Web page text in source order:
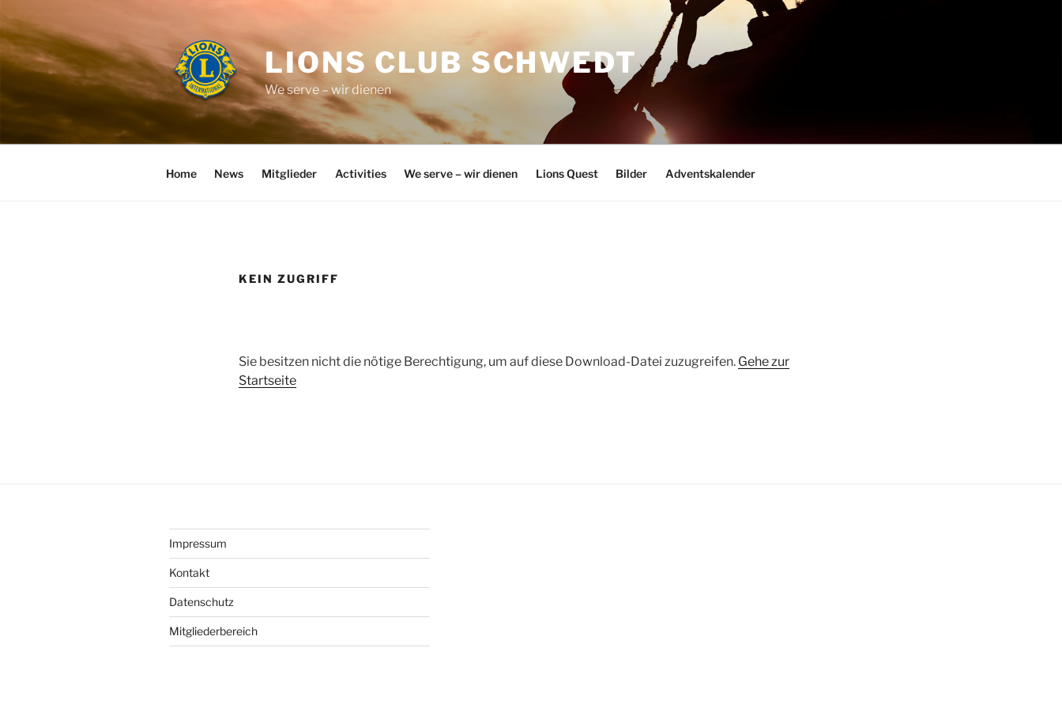
Inhalt
springen
LIONS CLUB SCHWEDT
We serve – wir dienen
Home News Mitglieder Activities We serve – wir dienen Lions Quest Bilder Adventskalender
KEIN ZUGRIFF
Sie besitzen nicht die nötige Berechtigung, um auf diese Download-Datei zuzugreifen. Gehe zur
Startseite
Impressum
Kontakt
Datenschutz
Mitgliederbereich